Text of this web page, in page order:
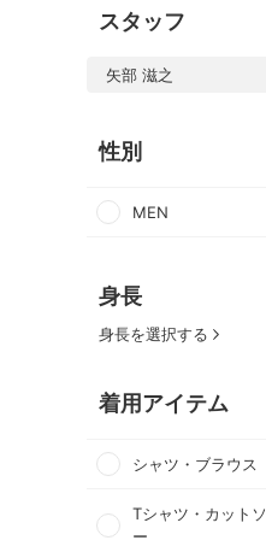
スタッフ
矢部 滋之
性別
MEN
身長
身長を選択する
着用アイテム
シャツ・ブラウス
Tシャツ・カットソ
ー